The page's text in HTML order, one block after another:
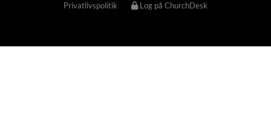
Privatlivspolitik Log på ChurchDesk